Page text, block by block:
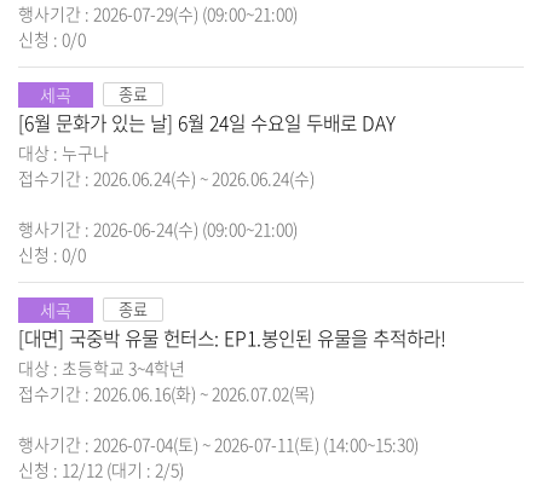
행사기간 : 2026-07-29(수) (09:00~21:00)
신청 : 0/0
세곡
[6월 문화가 있는 날] 6월 24일 수요일 두배로 DAY
대상 : 누구나
접수기간 : 2026.06.24(수) ~ 2026.06.24(수)
행사기간 : 2026-06-24(수) (09:00~21:00)
신청 : 0/0
종료
세곡
[대면] 국중박 유물 헌터스: EP1.봉인된 유물을 추적하라!
대상 : 초등학교 3~4학년
접수기간 : 2026.06.16(화) ~ 2026.07.02(목)
행사기간 : 2026-07-04(토) ~ 2026-07-11(토) (14:00~15:30)
신청 : 12/12 (대기 : 2/5)
종료